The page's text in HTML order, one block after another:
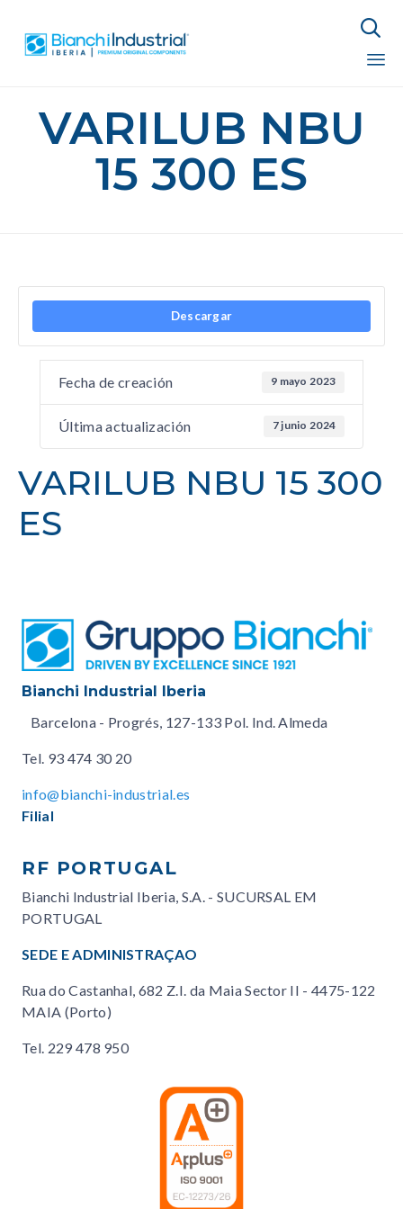

VARILUB NBU
15 300 ES
Descargar
Fecha de creación 9 mayo 2023
Última actualización 7 junio 2024
VARILUB NBU 15 300
ES
Bianchi Industrial Iberia
Barcelona - Progrés, 127-133 Pol. Ind. Almeda
Tel. 93 474 30 20
info@bianchi-industrial.es
Filial
RF PORTUGAL
Bianchi Industrial Iberia, S.A. - SUCURSAL EM
PORTUGAL
SEDE E ADMINISTRAÇAO
Rua do Castanhal, 682 Z.I. da Maia Sector II - 4475-122
MAIA (Porto)
Tel. 229 478 950